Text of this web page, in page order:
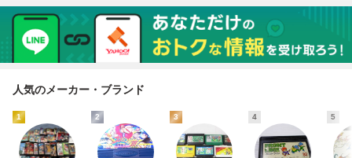
人気のメーカー・ブランド
1 2 3 4 5